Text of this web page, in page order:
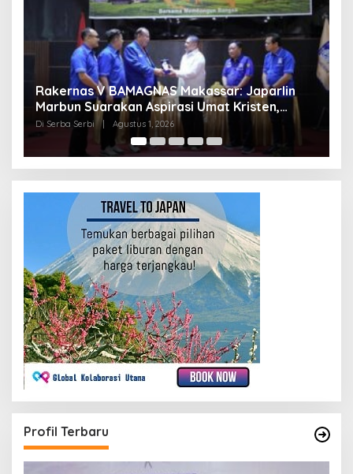
Momentum Kesatuan Doa Nasional 2026
Bakal Digelar di HUT RI Ke-81, Seluruh Aras
Gereja Bersatu Doakan Indonesia
Di Serba Serbi Juli 21, 2026
Profil Terbaru